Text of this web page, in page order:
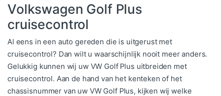
Volkswagen Golf Plus
cruisecontrol
Al eens in een auto gereden die is uitgerust met
cruisecontrol? Dan wilt u waarschijnlijk nooit meer anders.
Gelukkig kunnen wij uw VW Golf Plus uitbreiden met
cruisecontrol. Aan de hand van het kenteken of het
chassisnummer van uw VW Golf Plus, kijken wij welke